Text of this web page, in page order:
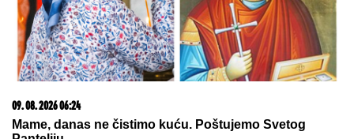
(VIDEO) MARIJANA MATEUS ĐUSKA ISPRED BINE
Uhvatili smo je na Cecinom koncertu, u miniću
pokazala izvajane noge, u publici i ova poznata
pevačica uživa sa mužem